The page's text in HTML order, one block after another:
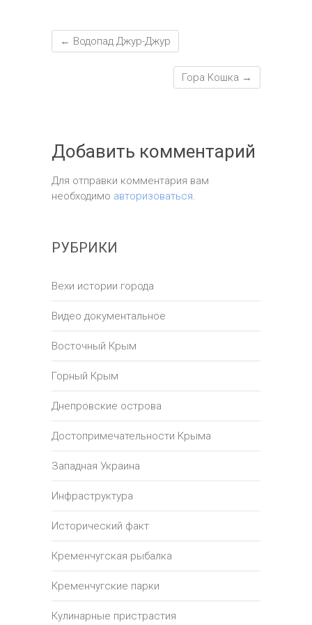
← Водопад Джур-Джур
Гора Кошка →
Добавить комментарий
Для отправки комментария вам
необходимо авторизоваться.
РУБРИКИ
Вехи истории города
Видео документальное
Восточный Крым
Горный Крым
Днепровские острова
Достопримечательности Крыма
Западная Украина
Инфраструктура
Исторический факт
Кременчугская рыбалка
Кременчугские парки
Кулинарные пристрастия